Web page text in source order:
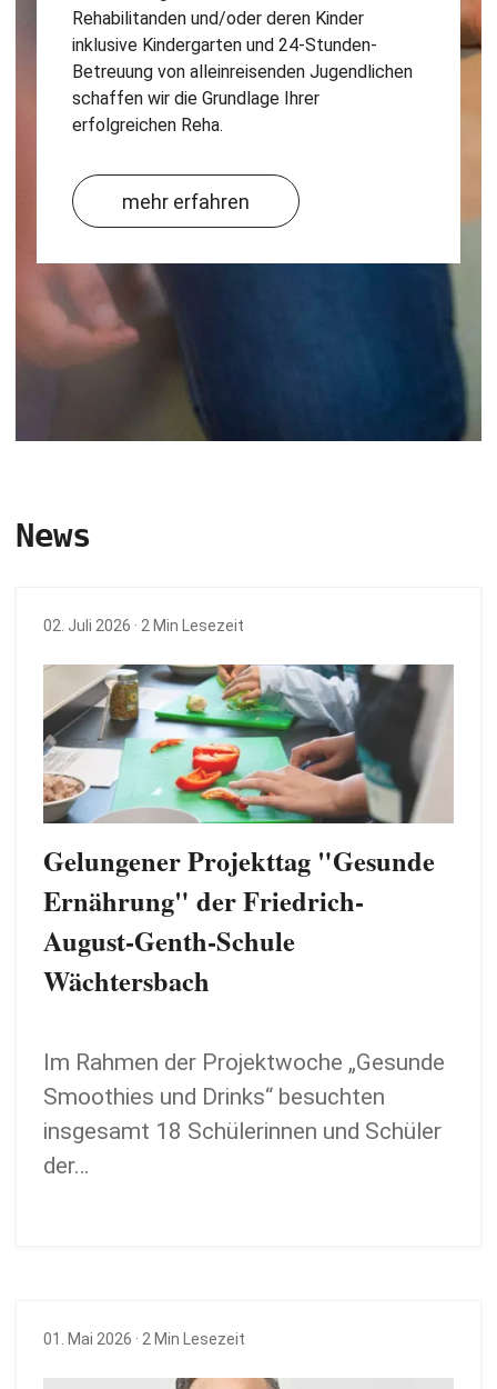
Rehabilitanden und/oder deren Kinder
inklusive Kindergarten und 24-Stunden-
Betreuung von alleinreisenden Jugendlichen
schaffen wir die Grundlage Ihrer
erfolgreichen Reha.
mehr erfahren
News
02. Juli 2026 · 2 Min Lesezeit
Gelungener Projekttag "Gesunde
Ernährung" der Friedrich-
August-Genth-Schule
Wächtersbach
Im Rahmen der Projektwoche „Gesunde
Smoothies und Drinks“ besuchten
insgesamt 18 Schülerinnen und Schüler
der…
01. Mai 2026 · 2 Min Lesezeit